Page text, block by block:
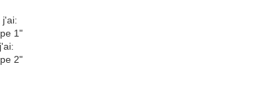
j'ai:
1"
2"